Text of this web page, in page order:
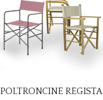
POLTRONCINE REGISTA